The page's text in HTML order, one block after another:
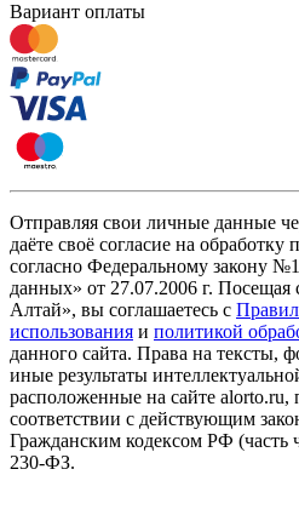
Вариант оплаты
Отправляя свои личные данные
даёте своё согласие на
согласно Федеральному закону
данных» от 27.07.2006 г. Посещая
Алтай», вы соглашаетесь с
использования и политикой
данного сайта. Права на тексты,
иные результаты
расположенные на сайте alorto.ru,
соответствии с действующим
Гражданским кодексом РФ (часть
230-ФЗ.